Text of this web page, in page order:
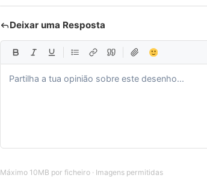
Deixar uma Resposta
Máximo 10MB por ficheiro · Imagens permitidas